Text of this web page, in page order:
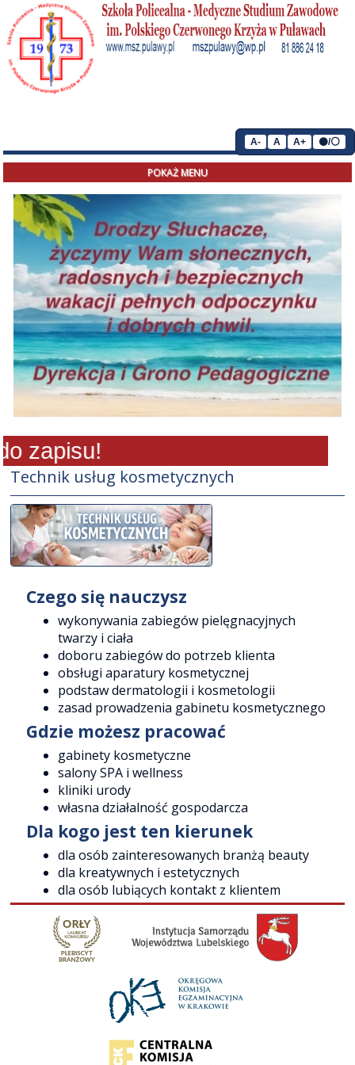
POKAŻ MENU
zapisu!
Technik usług kosmetycznych
Czego się nauczysz
wykonywania zabiegów pielęgnacyjnych
twarzy i ciała
doboru zabiegów do potrzeb klienta
obsługi aparatury kosmetycznej
podstaw dermatologii i kosmetologii
zasad prowadzenia gabinetu kosmetycznego
Gdzie możesz pracować
gabinety kosmetyczne
salony SPA i wellness
kliniki urody
własna działalność gospodarcza
Dla kogo jest ten kierunek
dla osób zainteresowanych branżą beauty
dla kreatywnych i estetycznych
dla osób lubiących kontakt z klientem
A- A A+ ⚫/⚪